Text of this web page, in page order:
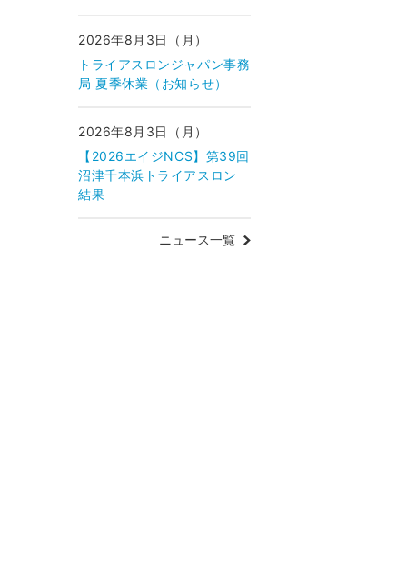
2026年8月3日（月）
トライアスロンジャパン事務
局 夏季休業（お知らせ）
2026年8月3日（月）
【2026エイジNCS】第39回
沼津千本浜トライアスロン
結果
ニュース一覧